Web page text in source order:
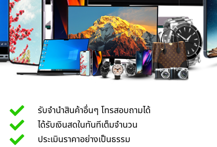
รับจำนำสินค้าอื่นๆ โทรสอบถามได้
ได้รับเงินสดในทันทีเต็มจำนวน
ประเมินราคาอย่างเป็นธรรม